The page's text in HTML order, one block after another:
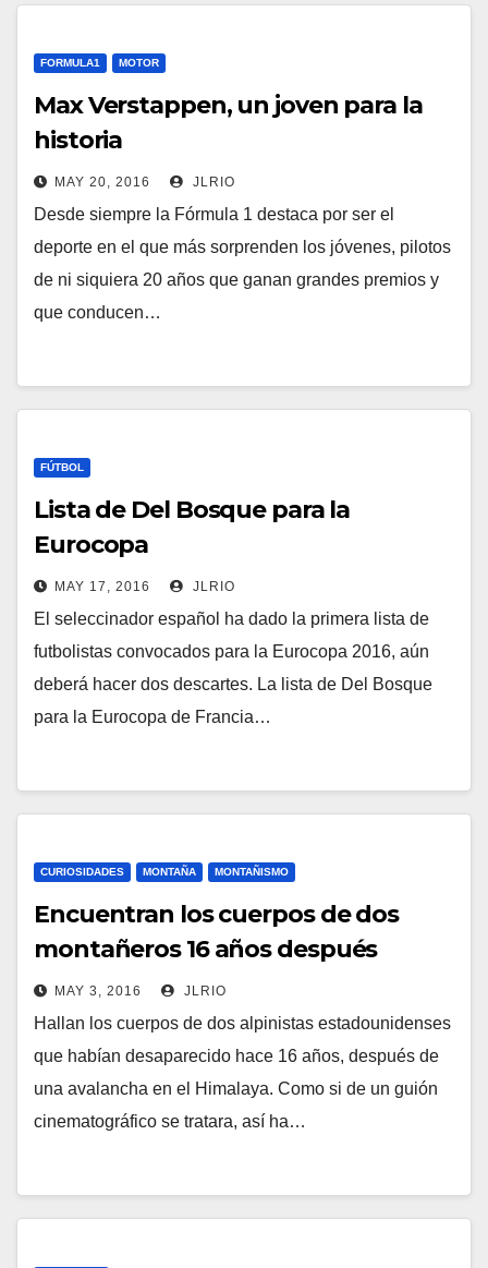
FORMULA1 MOTOR
Max Verstappen, un joven para la
historia
MAY 20, 2016 JLRIO
Desde siempre la Fórmula 1 destaca por ser el
deporte en el que más sorprenden los jóvenes, pilotos
de ni siquiera 20 años que ganan grandes premios y
que conducen…
FÚTBOL
Lista de Del Bosque para la
Eurocopa
MAY 17, 2016 JLRIO
El seleccinador español ha dado la primera lista de
futbolistas convocados para la Eurocopa 2016, aún
deberá hacer dos descartes. La lista de Del Bosque
para la Eurocopa de Francia…
CURIOSIDADES MONTAÑA MONTAÑISMO
Encuentran los cuerpos de dos
montañeros 16 años después
MAY 3, 2016 JLRIO
Hallan los cuerpos de dos alpinistas estadounidenses
que habían desaparecido hace 16 años, después de
una avalancha en el Himalaya. Como si de un guión
cinematográfico se tratara, así ha…